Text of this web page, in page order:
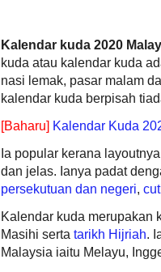
Kalendar kuda 2020
kuda atau kalendar kuda
nasi lemak, pasar malam
kalendar kuda berpisah
[Baharu] Kalendar Kuda
Ia popular kerana
dan jelas. Ianya padat
persekutuan dan negeri,
Kalendar kuda merupakan
Masihi serta tarikh Hijriah.
Malaysia iaitu Melayu,